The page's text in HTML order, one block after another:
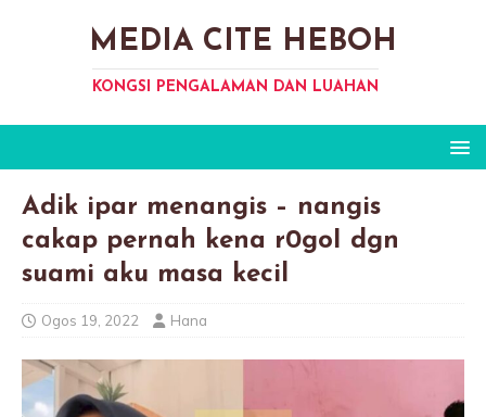
MEDIA CITE HEBOH
KONGSI PENGALAMAN DAN LUAHAN
Adik ipar menangis – nangis
cakap pernah kena r0goI dgn
suami aku masa kecil
Ogos 19, 2022 Hana